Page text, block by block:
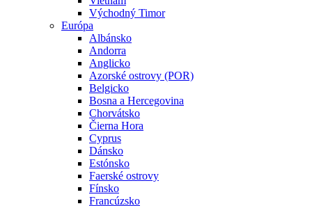
Východný Timor
Európa
Albánsko
Andorra
Anglicko
Azorské ostrovy (POR)
Belgicko
Bosna a Hercegovina
Chorvátsko
Čierna Hora
Cyprus
Dánsko
Estónsko
Faerské ostrovy
Fínsko
Francúzsko